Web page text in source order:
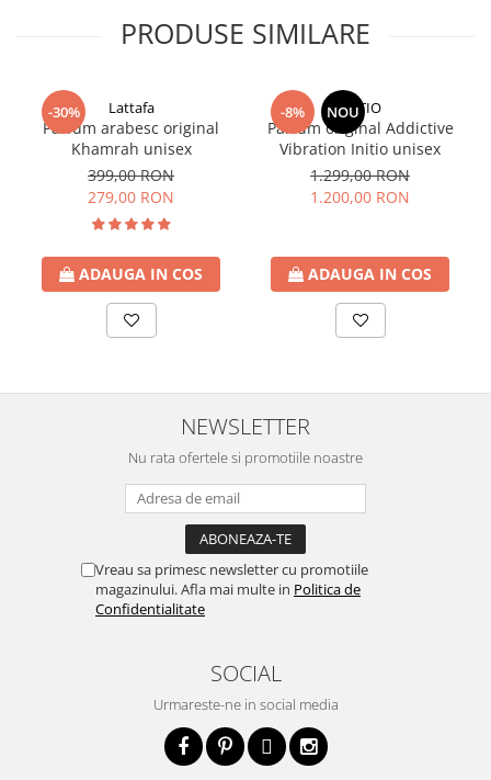
PRODUSE SIMILARE
-30% Lattafa
Parfum arabesc original
Khamrah unisex
399,00 RON
279,00 RON
ADAUGA IN COS
-8% NOU
INITIO
Parfum original Addictive
Vibration Initio unisex
1.299,00 RON
1.200,00 RON
ADAUGA IN COS
NEWSLETTER
Nu rata ofertele si promotiile noastre
Vreau sa primesc newsletter cu promotiile
magazinului. Afla mai multe in Politica de
Confidentialitate
SOCIAL
Urmareste-ne in social media